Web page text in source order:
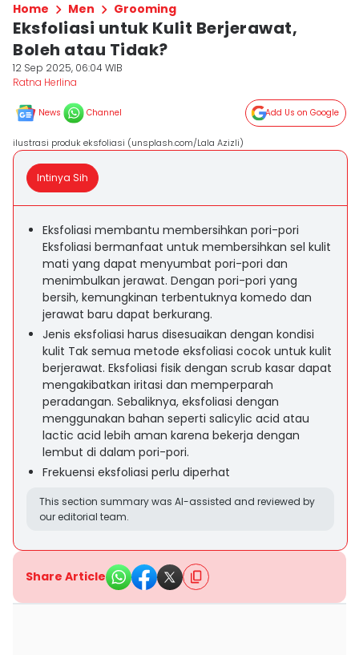
Home Men Grooming
Eksfoliasi untuk Kulit Berjerawat,
Boleh atau Tidak?
12 Sep 2025, 06:04 WIB
Ratna Herlina
News Channel Add Us on Google
ilustrasi produk eksfoliasi (unsplash.com/Lala Azizli)
Intinya Sih
Eksfoliasi membantu membersihkan pori-pori
Eksfoliasi bermanfaat untuk membersihkan sel kulit
mati yang dapat menyumbat pori-pori dan
menimbulkan jerawat. Dengan pori-pori yang
bersih, kemungkinan terbentuknya komedo dan
jerawat baru dapat berkurang.
Jenis eksfoliasi harus disesuaikan dengan kondisi
kulit Tak semua metode eksfoliasi cocok untuk kulit
berjerawat. Eksfoliasi fisik dengan scrub kasar dapat
mengakibatkan iritasi dan memperparah
peradangan. Sebaliknya, eksfoliasi dengan
menggunakan bahan seperti salicylic acid atau
lactic acid lebih aman karena bekerja dengan
lembut di dalam pori-pori.
Frekuensi eksfoliasi perlu diperhat
This section summary was AI-assisted and reviewed by
our editorial team.
Share Article